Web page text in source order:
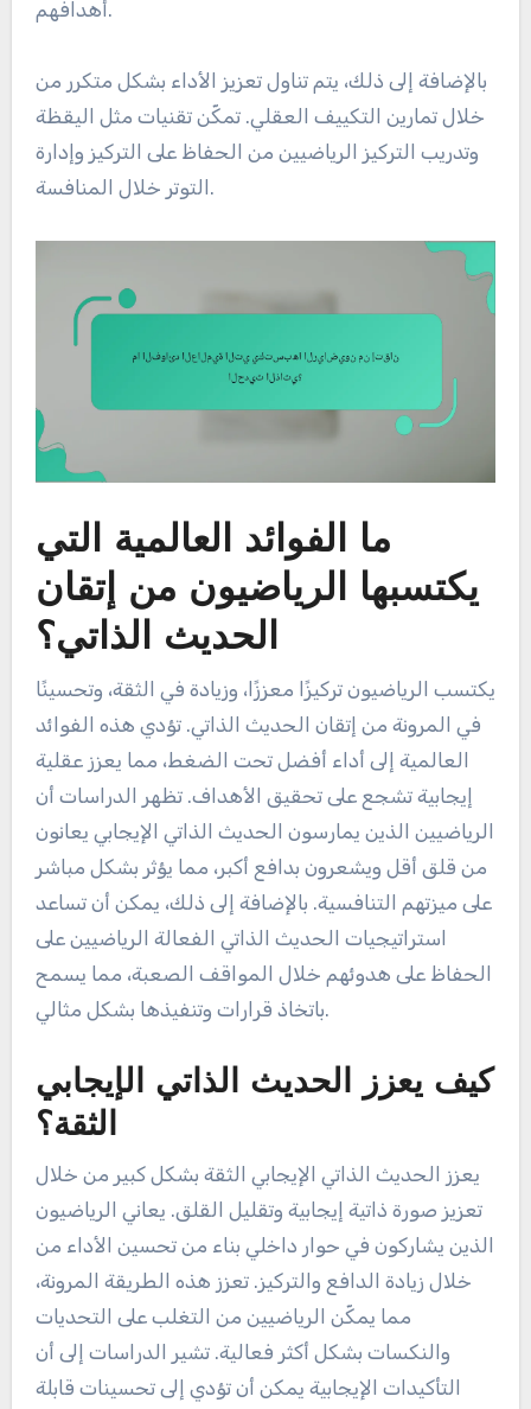
أهدافهم.
بالإضافة إلى ذلك، يتم تناول تعزيز الأداء بشكل متكرر من
خلال تمارين التكييف العقلي. تمكّن تقنيات مثل اليقظة
وتدريب التركيز الرياضيين من الحفاظ على التركيز وإدارة
التوتر خلال المنافسة.
ما الفوائد العالمية التي
يكتسبها الرياضيون من إتقان
الحديث الذاتي؟
يكتسب الرياضيون تركيزًا معززًا، وزيادة في الثقة، وتحسينًا
في المرونة من إتقان الحديث الذاتي. تؤدي هذه الفوائد
العالمية إلى أداء أفضل تحت الضغط، مما يعزز عقلية
إيجابية تشجع على تحقيق الأهداف. تظهر الدراسات أن
الرياضيين الذين يمارسون الحديث الذاتي الإيجابي يعانون
من قلق أقل ويشعرون بدافع أكبر، مما يؤثر بشكل مباشر
على ميزتهم التنافسية. بالإضافة إلى ذلك، يمكن أن تساعد
استراتيجيات الحديث الذاتي الفعالة الرياضيين على
الحفاظ على هدوئهم خلال المواقف الصعبة، مما يسمح
باتخاذ قرارات وتنفيذها بشكل مثالي.
كيف يعزز الحديث الذاتي الإيجابي
الثقة؟
يعزز الحديث الذاتي الإيجابي الثقة بشكل كبير من خلال
تعزيز صورة ذاتية إيجابية وتقليل القلق. يعاني الرياضيون
الذين يشاركون في حوار داخلي بناء من تحسين الأداء من
خلال زيادة الدافع والتركيز. تعزز هذه الطريقة المرونة،
مما يمكّن الرياضيين من التغلب على التحديات
والنكسات بشكل أكثر فعالية. تشير الدراسات إلى أن
التأكيدات الإيجابية يمكن أن تؤدي إلى تحسينات قابلة